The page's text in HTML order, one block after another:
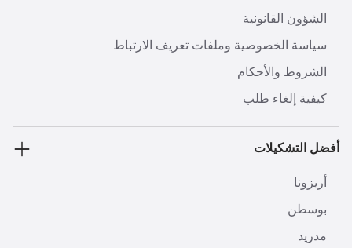
الشؤون القانونية
سياسة الخصوصية وملفات تعريف الارتباط
الشروط والأحكام
كيفية إلغاء طلب
أفضل التشكيلات
أريزونا
بوسطن
مدريد